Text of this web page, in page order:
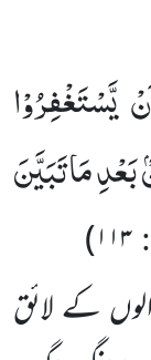
یَّسْتَغْفِرُوْا
بَعْدِ مَا تَبَیَّنَ
۱۱۳)
کے لائق